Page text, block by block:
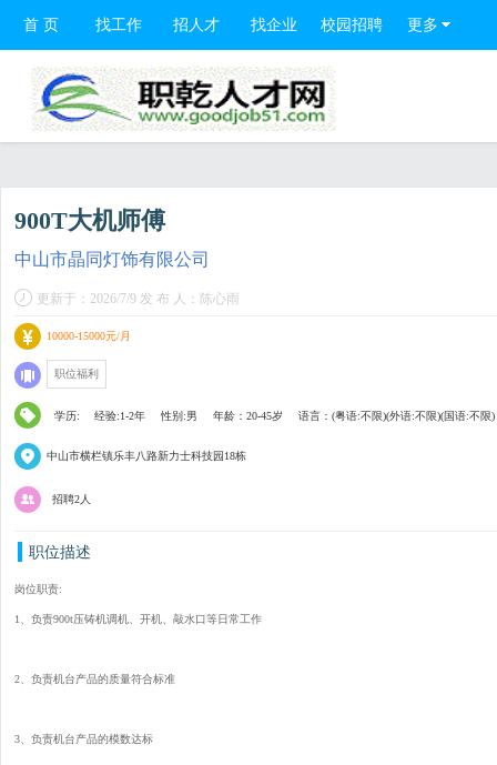
首 页 找工作 招人才 找企业 校园招聘 更多
900T大机师傅
中山市晶同灯饰有限公司
更新于：2026/7/9 发 布 人：陈心雨
10000-15000元/月
职位福利
学历: 经验:1-2年 性别:男 年龄：20-45岁 语言：(粤语:不限)(外语:不限)(国语:不限)
中山市横栏镇乐丰八路新力士科技园18栋
招聘2人
职位描述
岗位职责:
1、负责900t压铸机调机、开机、敲水口等日常工作
2、负责机台产品的质量符合标准
3、负责机台产品的模数达标